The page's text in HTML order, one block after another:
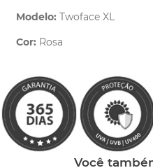
Modelo: Twoface XL
Cor: Rosa
Você